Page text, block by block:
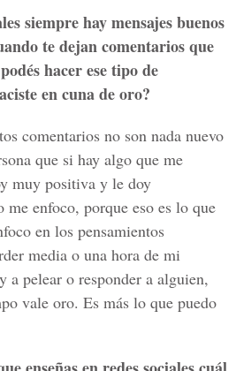
siempre hay mensajes buenos
te dejan comentarios que
hacer ese tipo de
en cuna de oro?
comentarios no son nada nuevo
que si hay algo que me
muy positiva y le doy
me enfoco, porque eso es lo que
en los pensamientos
media o una hora de mi
a pelear o responder a alguien,
vale oro. Es más lo que puedo